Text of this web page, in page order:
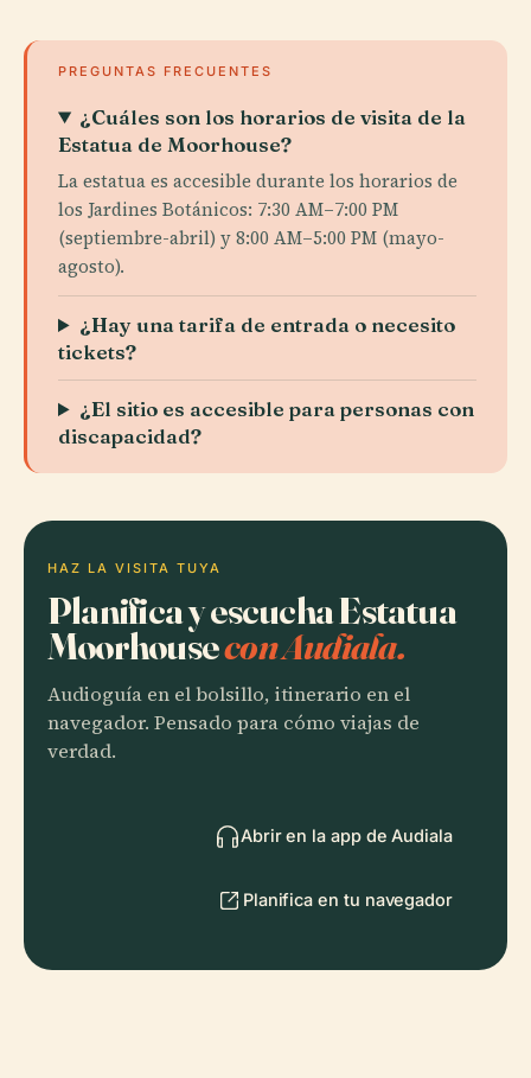
PREGUNTAS FRECUENTES
¿Cuáles son los horarios de visita de la
Estatua de Moorhouse?
La estatua es accesible durante los horarios de
los Jardines Botánicos: 7:30 AM–7:00 PM
(septiembre-abril) y 8:00 AM–5:00 PM (mayo-
agosto).
¿Hay una tarifa de entrada o necesito
tickets?
¿El sitio es accesible para personas con
discapacidad?
HAZ LA VISITA TUYA
Planifica y escucha Estatua
Moorhousecon Audiala.
Audioguía en el bolsillo, itinerario en el
navegador. Pensado para cómo viajas de
verdad.
Abrir en la app de Audiala
Planifica en tu navegador